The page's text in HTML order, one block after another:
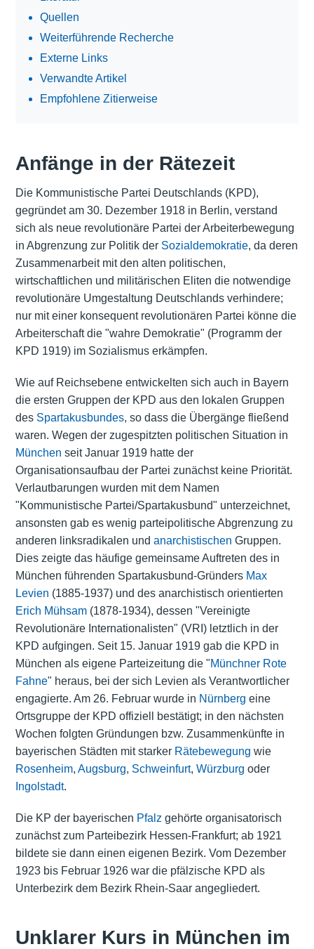
Quellen
Weiterführende Recherche
Externe Links
Verwandte Artikel
Empfohlene Zitierweise
Anfänge in der Rätezeit
Die Kommunistische Partei Deutschlands (KPD),
gegründet am 30. Dezember 1918 in Berlin, verstand
sich als neue revolutionäre Partei der Arbeiterbewegung
in Abgrenzung zur Politik der Sozialdemokratie, da deren
Zusammenarbeit mit den alten politischen,
wirtschaftlichen und militärischen Eliten die notwendige
revolutionäre Umgestaltung Deutschlands verhindere;
nur mit einer konsequent revolutionären Partei könne die
Arbeiterschaft die "wahre Demokratie" (Programm der
KPD 1919) im Sozialismus erkämpfen.
Wie auf Reichsebene entwickelten sich auch in Bayern
die ersten Gruppen der KPD aus den lokalen Gruppen
des Spartakusbundes, so dass die Übergänge fließend
waren. Wegen der zugespitzten politischen Situation in
München seit Januar 1919 hatte der
Organisationsaufbau der Partei zunächst keine Priorität.
Verlautbarungen wurden mit dem Namen
"Kommunistische Partei/Spartakusbund" unterzeichnet,
ansonsten gab es wenig parteipolitische Abgrenzung zu
anderen linksradikalen und anarchistischen Gruppen.
Dies zeigte das häufige gemeinsame Auftreten des in
München führenden Spartakusbund-Gründers Max
Levien (1885-1937) und des anarchistisch orientierten
Erich Mühsam(1878-1934), dessen "Vereinigte
Revolutionäre Internationalisten" (VRI) letztlich in der
KPD aufgingen. Seit 15. Januar 1919 gab die KPD in
München als eigene Parteizeitung die "Münchner Rote
Fahne" heraus, bei der sich Levien als Verantwortlicher
engagierte. Am 26. Februar wurde in Nürnberg eine
Ortsgruppe der KPD offiziell bestätigt; in den nächsten
Wochen folgten Gründungen bzw. Zusammenkünfte in
bayerischen Städten mit starker Rätebewegung wie
Rosenheim, Augsburg, Schweinfurt, Würzburg oder
Ingolstadt.
Die KP der bayerischen Pfalzgehörte organisatorisch
zunächst zum Parteibezirk Hessen-Frankfurt; ab 1921
bildete sie dann einen eigenen Bezirk. Vom Dezember
1923 bis Februar 1926 war die pfälzische KPD als
Unterbezirk dem Bezirk Rhein-Saar angegliedert.
Unklarer Kurs in München im